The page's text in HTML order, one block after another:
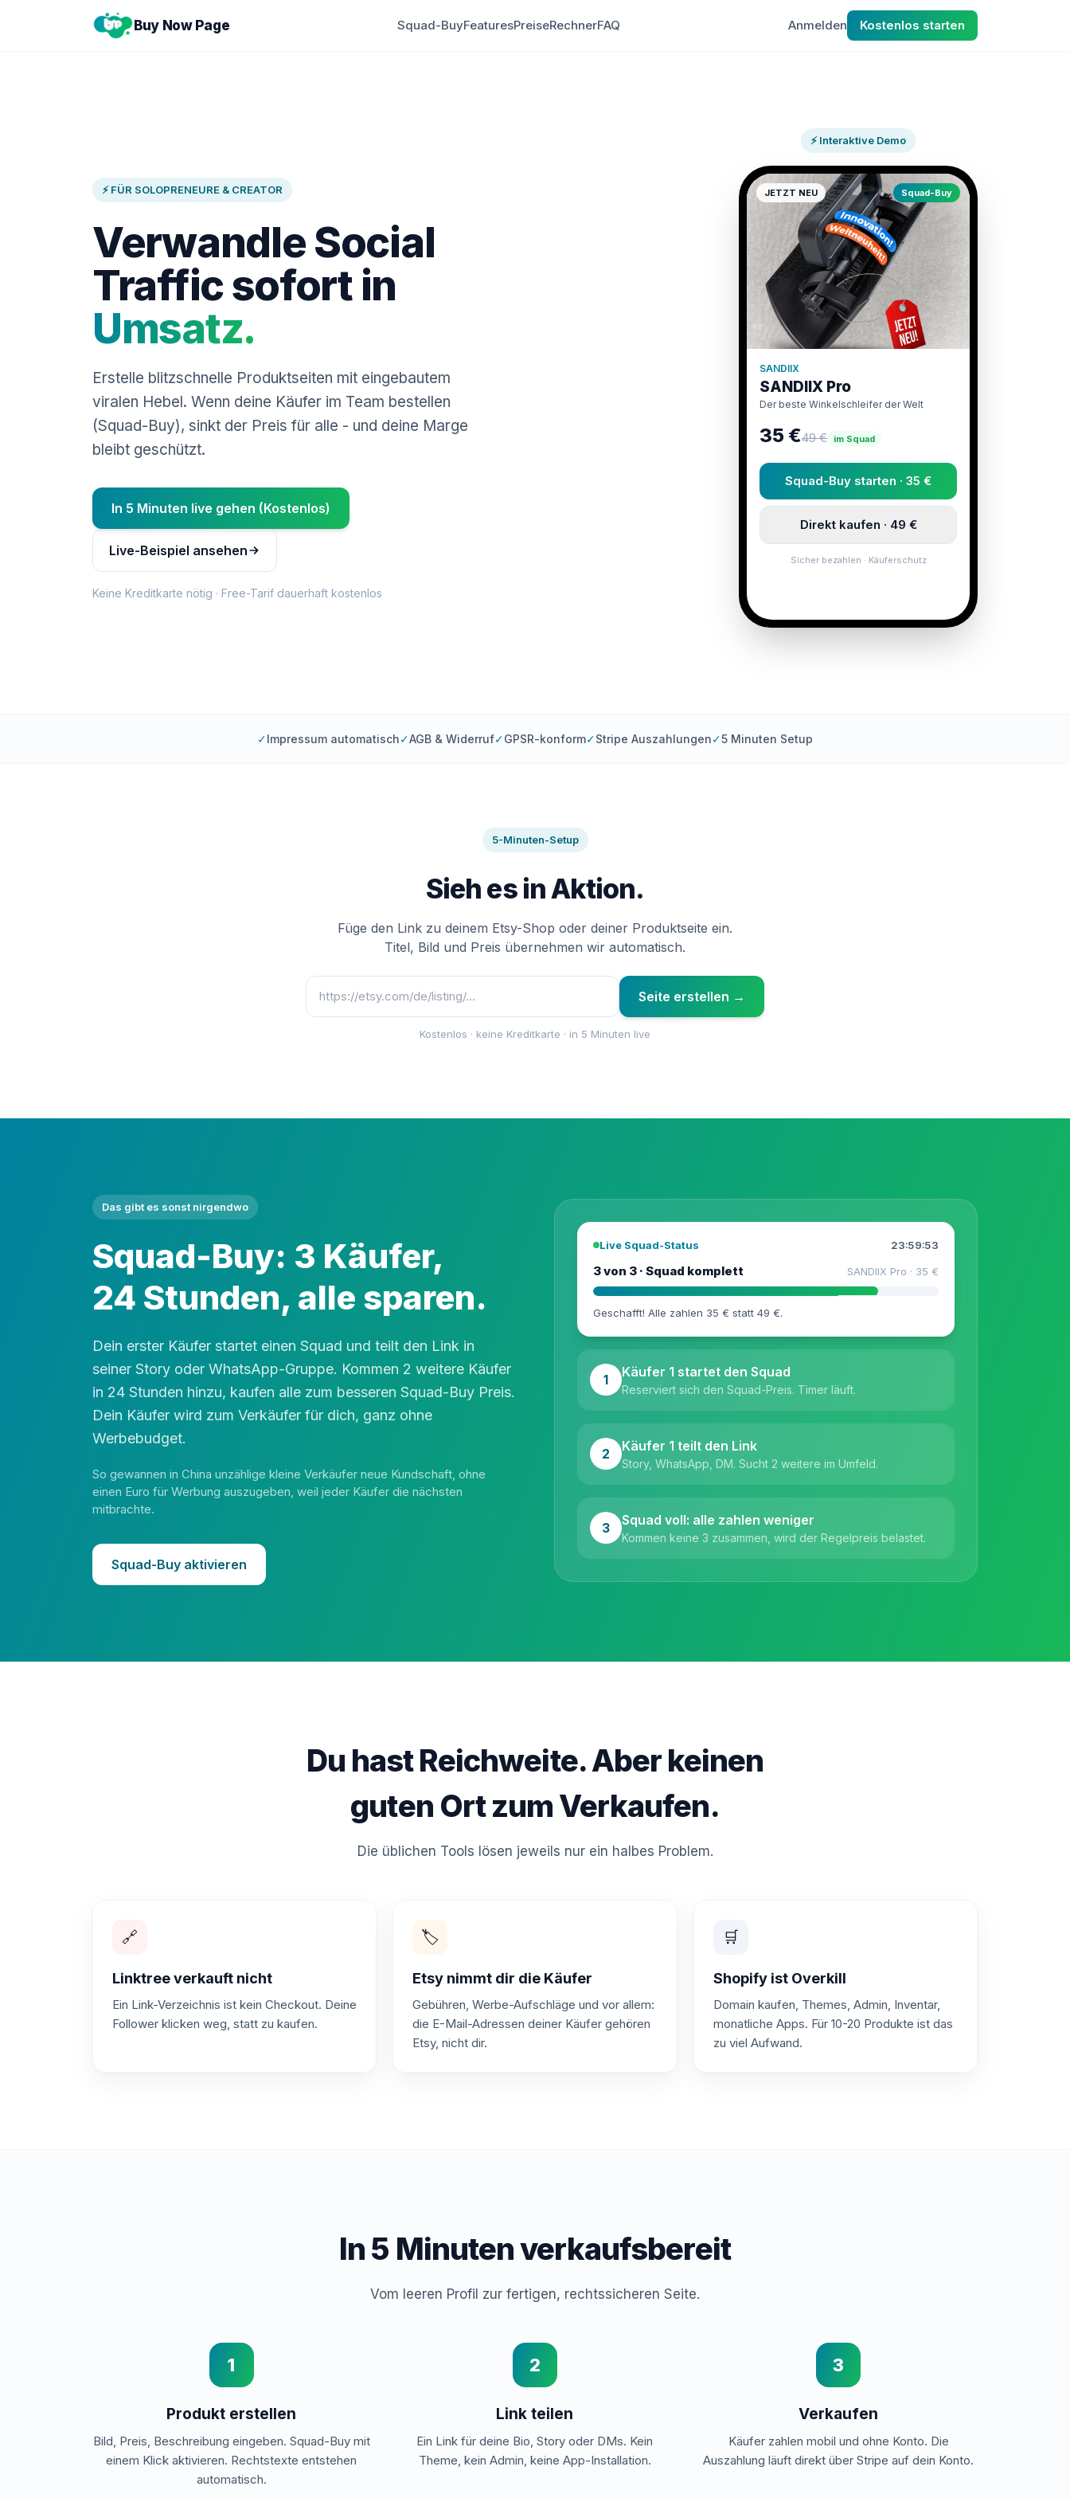
Buy Now Page Squad-BuyFeaturesPreiseRechnerFAQ Anmelden Kostenlos starten
⚡ FÜR SOLOPRENEURE & CREATOR
Verwandle Social
Traffic sofort in
Umsatz.
Erstelle blitzschnelle Produktseiten mit eingebautem
viralen Hebel. Wenn deine Käufer im Team bestellen
(Squad-Buy), sinkt der Preis für alle - und deine Marge
bleibt geschützt.
In 5 Minuten live gehen (Kostenlos)
Live-Beispiel ansehen
Keine Kreditkarte nötig · Free-Tarif dauerhaft kostenlos
⚡ Interaktive Demo
JETZT NEU Squad-Buy
SANDIIX
SANDIIX Pro
Der beste Winkelschleifer der Welt
35 €49 € im Squad
Squad-Buy starten · 35 €
Direkt kaufen · 49 €
Sicher bezahlen · Käuferschutz
✓Impressum automatisch✓AGB & Widerruf✓GPSR-konform✓Stripe Auszahlungen✓5 Minuten Setup
5-Minuten-Setup
Sieh es in Aktion.
Füge den Link zu deinem Etsy-Shop oder deiner Produktseite ein.
Titel, Bild und Preis übernehmen wir automatisch.
Seite erstellen →
Kostenlos · keine Kreditkarte · in 5 Minuten live
Das gibt es sonst nirgendwo
Squad-Buy: 3 Käufer,
24 Stunden, alle sparen.
Dein erster Käufer startet einen Squad und teilt den Link in
seiner Story oder WhatsApp-Gruppe. Kommen 2 weitere Käufer
in 24 Stunden hinzu, kaufen alle zum besseren Squad-Buy Preis.
Dein Käufer wird zum Verkäufer für dich, ganz ohne
Werbebudget.
So gewannen in China unzählige kleine Verkäufer neue Kundschaft, ohne
einen Euro für Werbung auszugeben, weil jeder Käufer die nächsten
mitbrachte.
Squad-Buy aktivieren
Live Squad-Status 23:59:51
3 von 3 · Squad komplett SANDIIX Pro · 35 €
Geschafft! Alle zahlen 35 € statt 49 €.
1
Käufer 1 startet den Squad
Reserviert sich den Squad-Preis. Timer läuft.
2
Käufer 1 teilt den Link
Story, WhatsApp, DM. Sucht 2 weitere im Umfeld.
3
Squad voll: alle zahlen weniger
Kommen keine 3 zusammen, wird der Regelpreis belastet.
Du hast Reichweite. Aber keinen
guten Ort zum Verkaufen.
Die üblichen Tools lösen jeweils nur ein halbes Problem.
🔗
Linktree verkauft nicht
Ein Link-Verzeichnis ist kein Checkout. Deine
Follower klicken weg, statt zu kaufen.
🏷️
Etsy nimmt dir die Käufer
Gebühren, Werbe-Aufschläge und vor allem:
die E-Mail-Adressen deiner Käufer gehören
Etsy, nicht dir.
🛒
Shopify ist Overkill
Domain kaufen, Themes, Admin, Inventar,
monatliche Apps. Für 10-20 Produkte ist das
zu viel Aufwand.
In 5 Minuten verkaufsbereit
Vom leeren Profil zur fertigen, rechtssicheren Seite.
1
Produkt erstellen
Bild, Preis, Beschreibung eingeben. Squad-Buy mit
einem Klick aktivieren. Rechtstexte entstehen
automatisch.
2
Link teilen
Ein Link für deine Bio, Story oder DMs. Kein
Theme, kein Admin, keine App-Installation.
3
Verkaufen
Käufer zahlen mobil und ohne Konto. Die
Auszahlung läuft direkt über Stripe auf dein Konto.